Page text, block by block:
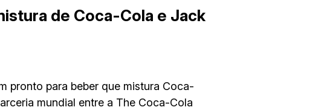
de Coca-Cola e Jack
pronto para beber que mistura Coca-
mundial entre a The Coca-Cola